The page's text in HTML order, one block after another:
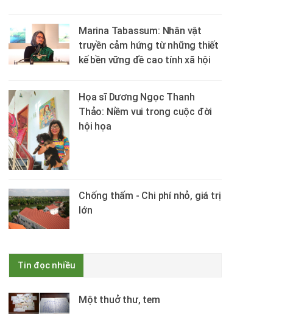
Marina Tabassum: Nhân vật
truyền cảm hứng từ những thiết
kế bền vững đề cao tính xã hội
Họa sĩ Dương Ngọc Thanh
Thảo: Niềm vui trong cuộc đời
hội họa
Chống thấm - Chi phí nhỏ, giá trị
lớn
Tin đọc nhiều
Một thuở thư, tem